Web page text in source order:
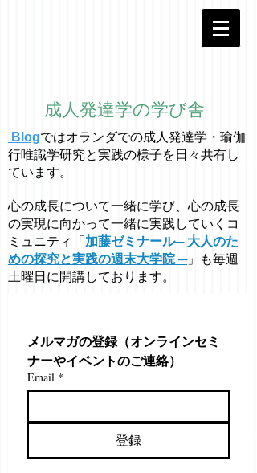
成人発達学の学び舎
Blogではオラ ンダでの成人発達学・ 瑜伽
行唯識学研究と実践の様子を日々共有し
ています。
心の成長について一緒に学び、心の成長
の実現に向かって一緒に実践していくコ
ミュニティ「 加藤ゼミナール─ 大人のた
めの探究と実践の週末大学院 ─」も毎週
土曜日に開講しております。
メルマガの登録（オンラインセミ
ナーやイベントのご連絡）
Email *
登録